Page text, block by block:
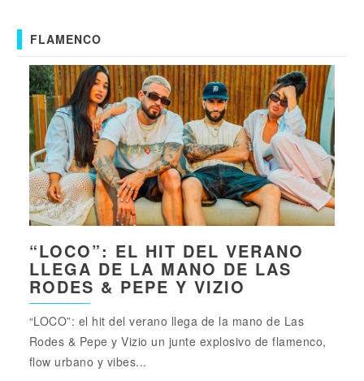
FLAMENCO
“LOCO”: EL HIT DEL VERANO
LLEGA DE LA MANO DE LAS
RODES & PEPE Y VIZIO
“LOCO”: el hit del verano llega de la mano de Las
Rodes & Pepe y Vizio un junte explosivo de flamenco,
flow urbano y vibes...